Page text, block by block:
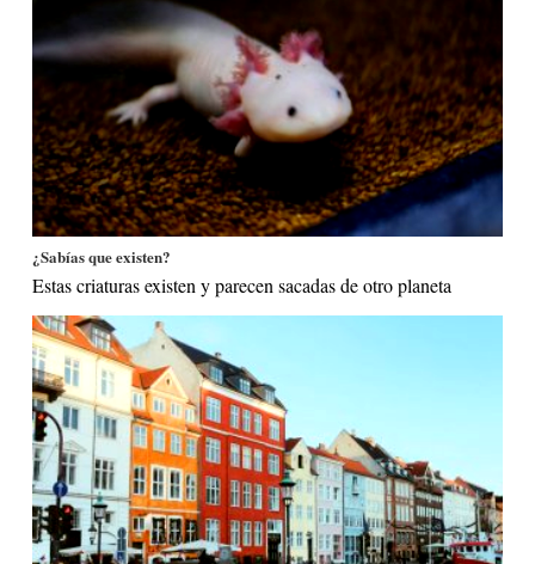
¿Sabías que existen?
Estas criaturas existen y parecen sacadas de otro planeta